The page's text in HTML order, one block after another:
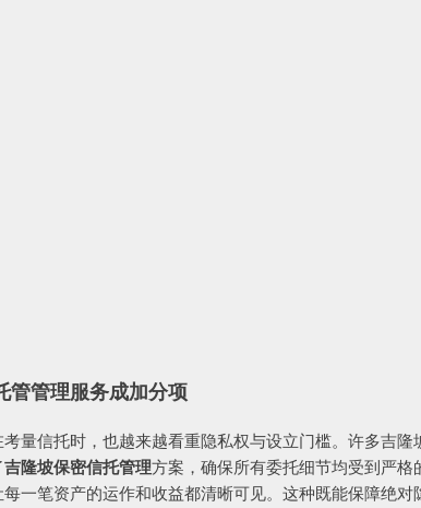
管管理服务成加分项
量信托时，也越来越看重隐私权与设立门槛。许多吉
吉隆坡保密信托管理方案，确保所有委托细节均受到严
每一笔资产的运作和收益都清晰可见。这种既能保障绝对